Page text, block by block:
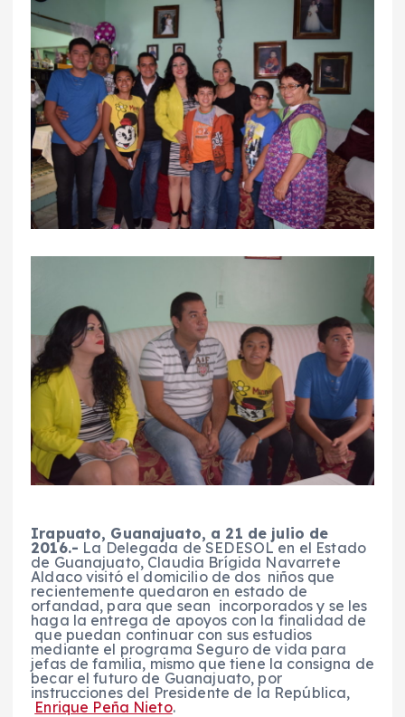
Irapuato, Guanajuato, a 21 de julio de
2016.- La Delegada de SEDESOL en el Estado
de Guanajuato, Claudia Brígida Navarrete
Aldaco visitó el domicilio de dos niños que
recientemente quedaron en estado de
orfandad, para que sean incorporados y se les
haga la entrega de apoyos con la finalidad de
que puedan continuar con sus estudios
mediante el programa Seguro de vida para
jefas de familia, mismo que tiene la consigna de
becar el futuro de Guanajuato, por
instrucciones del Presidente de la República,
Enrique Peña Nieto.